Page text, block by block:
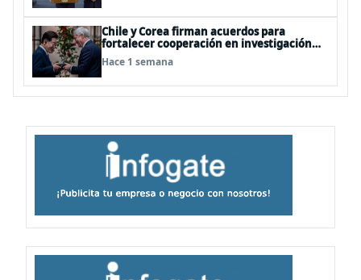
Chile y Corea firman acuerdos para
fortalecer cooperación en investigación
antártica, minería, seguridad
Hace 1 semana